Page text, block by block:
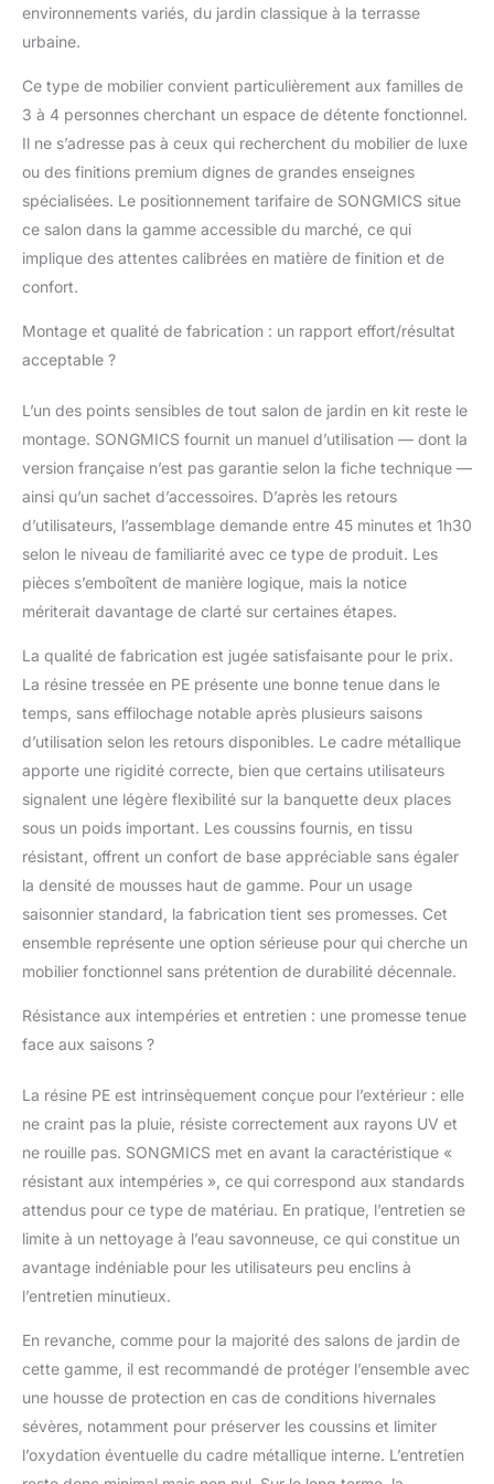
Les housses de
nettoient en un clin
d’œil Montage facile :
Des vis identiques, des
trous de perçage précis
et une notice claire
rendent l’assemblage
supplémentaire, vous
installez rapidement
tête Utilisation
jardin, un moment de
détente sur le balcon
ou un verre au bord de
la piscine, ce salon de
terrasse s’intègre
facilement à tous vos
crée partout une
ambiance conviviale
environnements variés, du jardin classique à la terrasse
urbaine.
Ce type de mobilier convient particulièrement aux familles de
3 à 4 personnes cherchant un espace de détente fonctionnel.
Il ne s’adresse pas à ceux qui recherchent du mobilier de luxe
ou des finitions premium dignes de grandes enseignes
spécialisées. Le positionnement tarifaire de SONGMICS situe
ce salon dans la gamme accessible du marché, ce qui
implique des attentes calibrées en matière de finition et de
confort.
Montage et qualité de fabrication : un rapport effort/résultat
acceptable ?
L’un des points sensibles de tout salon de jardin en kit reste le
montage. SONGMICS fournit un manuel d’utilisation — dont la
version française n’est pas garantie selon la fiche technique —
ainsi qu’un sachet d’accessoires. D’après les retours
d’utilisateurs, l’assemblage demande entre 45 minutes et 1h30
selon le niveau de familiarité avec ce type de produit. Les
pièces s’emboîtent de manière logique, mais la notice
mériterait davantage de clarté sur certaines étapes.
La qualité de fabrication est jugée satisfaisante pour le prix.
La résine tressée en PE présente une bonne tenue dans le
temps, sans effilochage notable après plusieurs saisons
d’utilisation selon les retours disponibles. Le cadre métallique
apporte une rigidité correcte, bien que certains utilisateurs
signalent une légère flexibilité sur la banquette deux places
sous un poids important. Les coussins fournis, en tissu
résistant, offrent un confort de base appréciable sans égaler
la densité de mousses haut de gamme. Pour un usage
saisonnier standard, la fabrication tient ses promesses. Cet
ensemble représente une option sérieuse pour qui cherche un
mobilier fonctionnel sans prétention de durabilité décennale.
Résistance aux intempéries et entretien : une promesse tenue
face aux saisons ?
La résine PE est intrinsèquement conçue pour l’extérieur : elle
ne craint pas la pluie, résiste correctement aux rayons UV et
ne rouille pas. SONGMICS met en avant la caractéristique «
résistant aux intempéries », ce qui correspond aux standards
attendus pour ce type de matériau. En pratique, l’entretien se
limite à un nettoyage à l’eau savonneuse, ce qui constitue un
avantage indéniable pour les utilisateurs peu enclins à
l’entretien minutieux.
En revanche, comme pour la majorité des salons de jardin de
cette gamme, il est recommandé de protéger l’ensemble avec
une housse de protection en cas de conditions hivernales
sévères, notamment pour préserver les coussins et limiter
l’oxydation éventuelle du cadre métallique interne. L’entretien